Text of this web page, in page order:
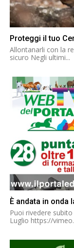
Proteggi il tuo
Allontanarli con la
sicuro Negli ultimi...
È andata in onda
Puoi rivedere